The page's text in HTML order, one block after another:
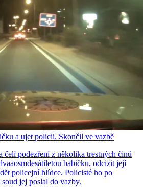
a ujet policii. Skončil ve vazbě
čelí podezření z několika trestných činů
babičku, odcizit její
policejní hlídce. Policisté ho po
jej poslal do vazby.